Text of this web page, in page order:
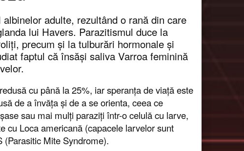
adulte, rezultând o rană din care
lui Havers. Parazitismul duce la
precum și la tulburări hormonale și
faptul că însăși saliva Varroa feminină
cu până la 25%, iar speranța de viață este
de a învăța și de a se orienta, ceea ce
sau mai mulți paraziți într-o celulă cu larve,
cu Loca americană (capacele larvelor sunt
(Parasitic Mite Syndrome).